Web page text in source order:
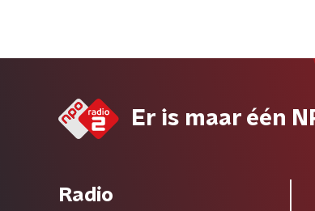
Er is maar één
Radio